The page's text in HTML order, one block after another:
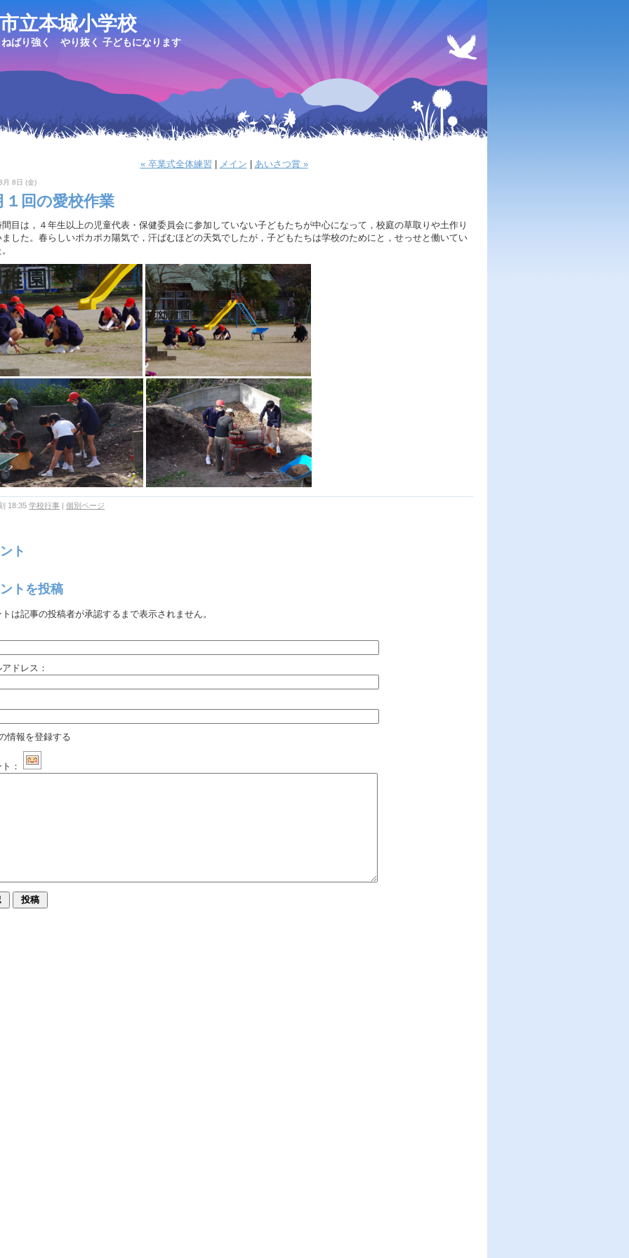
立本城小学校
ばり強く やり抜く 子どもになります
« 卒業式全体練習 メイン あいさつ賞 »
月 8日 (金)
１回の愛校作業
目は，４年生以上の児童代表・保健委員会に参加していない子どもたちが中心になって，校庭の草取りや土作り
ました。春らしいポカポカ陽気で，汗ばむほどの天気でしたが，子どもたちは学校のためにと，せっせと働いてい
18:35 学校行事 | 個別ページ
ト
トを投稿
トは記事の投稿者が承認するまで表示されません。
ドレス：
情報を登録する
：